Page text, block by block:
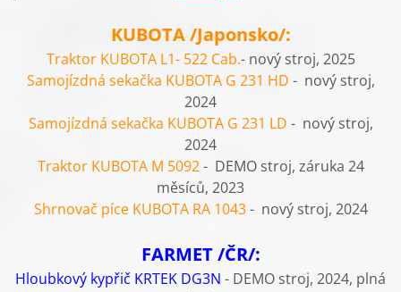
KUBOTA /Japonsko/:
Traktor KUBOTA L1- 522 Cab.- nový stroj, 2025
Samojízdná sekačka KUBOTA G 231 HD - nový stroj,
2024
Samojízdná sekačka KUBOTA G 231 LD - nový stroj,
2024
Traktor KUBOTA M 5092- DEMO stroj, záruka 24
měsíců, 2023
Shrnovač píce KUBOTA RA 1043- nový stroj, 2024
FARMET /ČR/:
Hloubkový kypřič KRTEK DG3N - DEMO stroj, 2024, plná